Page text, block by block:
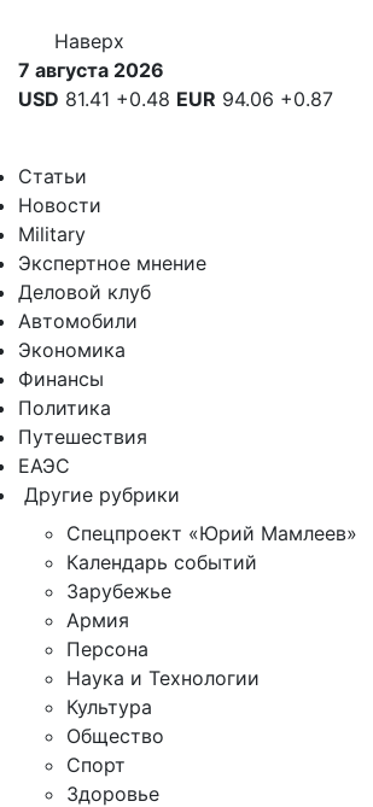
Наверх
7 августа 2026
USD 81.41 +0.48 EUR 94.06 +0.87
Статьи
Новости
Military
Экспертное мнение
Деловой клуб
Автомобили
Экономика
Финансы
Политика
Путешествия
ЕАЭС
Другие рубрики
Спецпроект «Юрий Мамлеев»
Календарь событий
Зарубежье
Армия
Персона
Наука и Технологии
Культура
Общество
Спорт
Здоровье